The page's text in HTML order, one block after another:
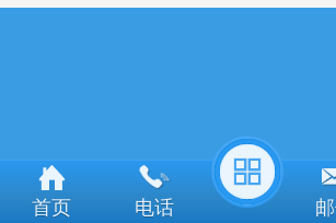
首页 电话